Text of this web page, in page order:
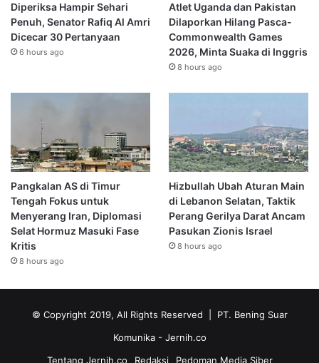
Diperiksa Hampir Sehari
Penuh, Senator Rafiq Al Amri
Dicecar 30 Pertanyaan
6 hours ago
Atlet Uganda dan Pakistan
Dilaporkan Hilang Pasca-
Commonwealth Games
2026, Minta Suaka di Inggris
8 hours ago
Pangkalan AS di Timur
Tengah Fokus untuk
Menyerang Iran, Diplomasi
Selat Hormuz Masuki Fase
Kritis
8 hours ago
Hizbullah Ubah Aturan Main
di Lebanon Selatan, Taktik
Perang Gerilya Darat Ancam
Pasukan Zionis Israel
8 hours ago
© Copyright 2019, All Rights Reserved | PT. Bening Suar
Komunika - Jernih.co
Tentang Jernih.co
Redaksi Pedoman Media Siber